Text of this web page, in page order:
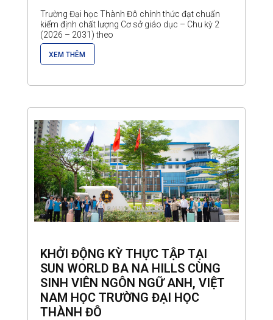
Trường Đại học Thành Đô chính thức đạt chuẩn
kiểm định chất lượng Cơ sở giáo dục – Chu kỳ 2
(2026 – 2031) theo
XEM THÊM
KHỞI ĐỘNG KỲ THỰC TẬP TẠI
SUN WORLD BA NA HILLS CÙNG
SINH VIÊN NGÔN NGỮ ANH, VIỆT
NAM HỌC TRƯỜNG ĐẠI HỌC
THÀNH ĐÔ